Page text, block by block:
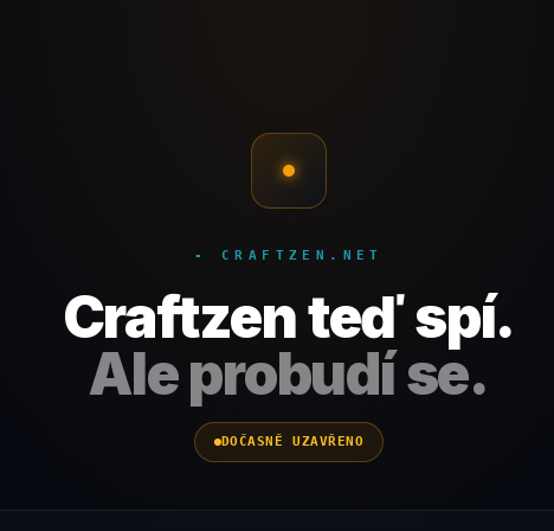
- CRAFTZEN.NET
Craftzen teď spí.
Ale probudí se.
DOČASNĚ UZAVŘENO